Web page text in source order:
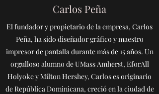
Carlos Peña
El fundador y propietario de la empresa, Carlos
Peña, ha sido diseñador gráfico y maestro
impresor de pantalla durante más de 15 años. Un
orgulloso alumno de UMass Amherst, EforAll
Holyoke y Milton Hershey, Carlos es originario
de República Dominicana, creció en la ciudad de